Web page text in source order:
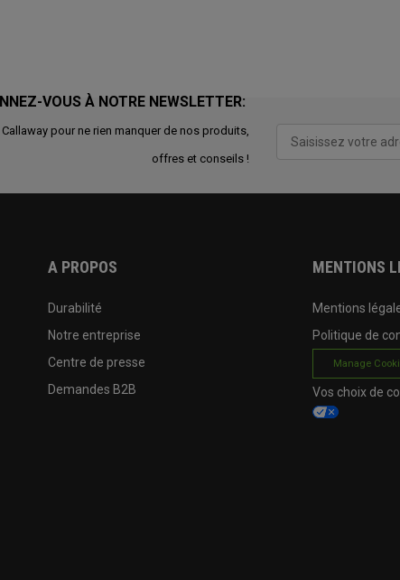
VOUS À NOTRE NEWSLETTER:
pour ne rien manquer de nos produits,
offres et conseils !
A PROPOS
Durabilité
Notre entreprise
Centre de presse
Demandes B2B
MENTIONS
Mentions
Politique de
Manage
Vos choix de